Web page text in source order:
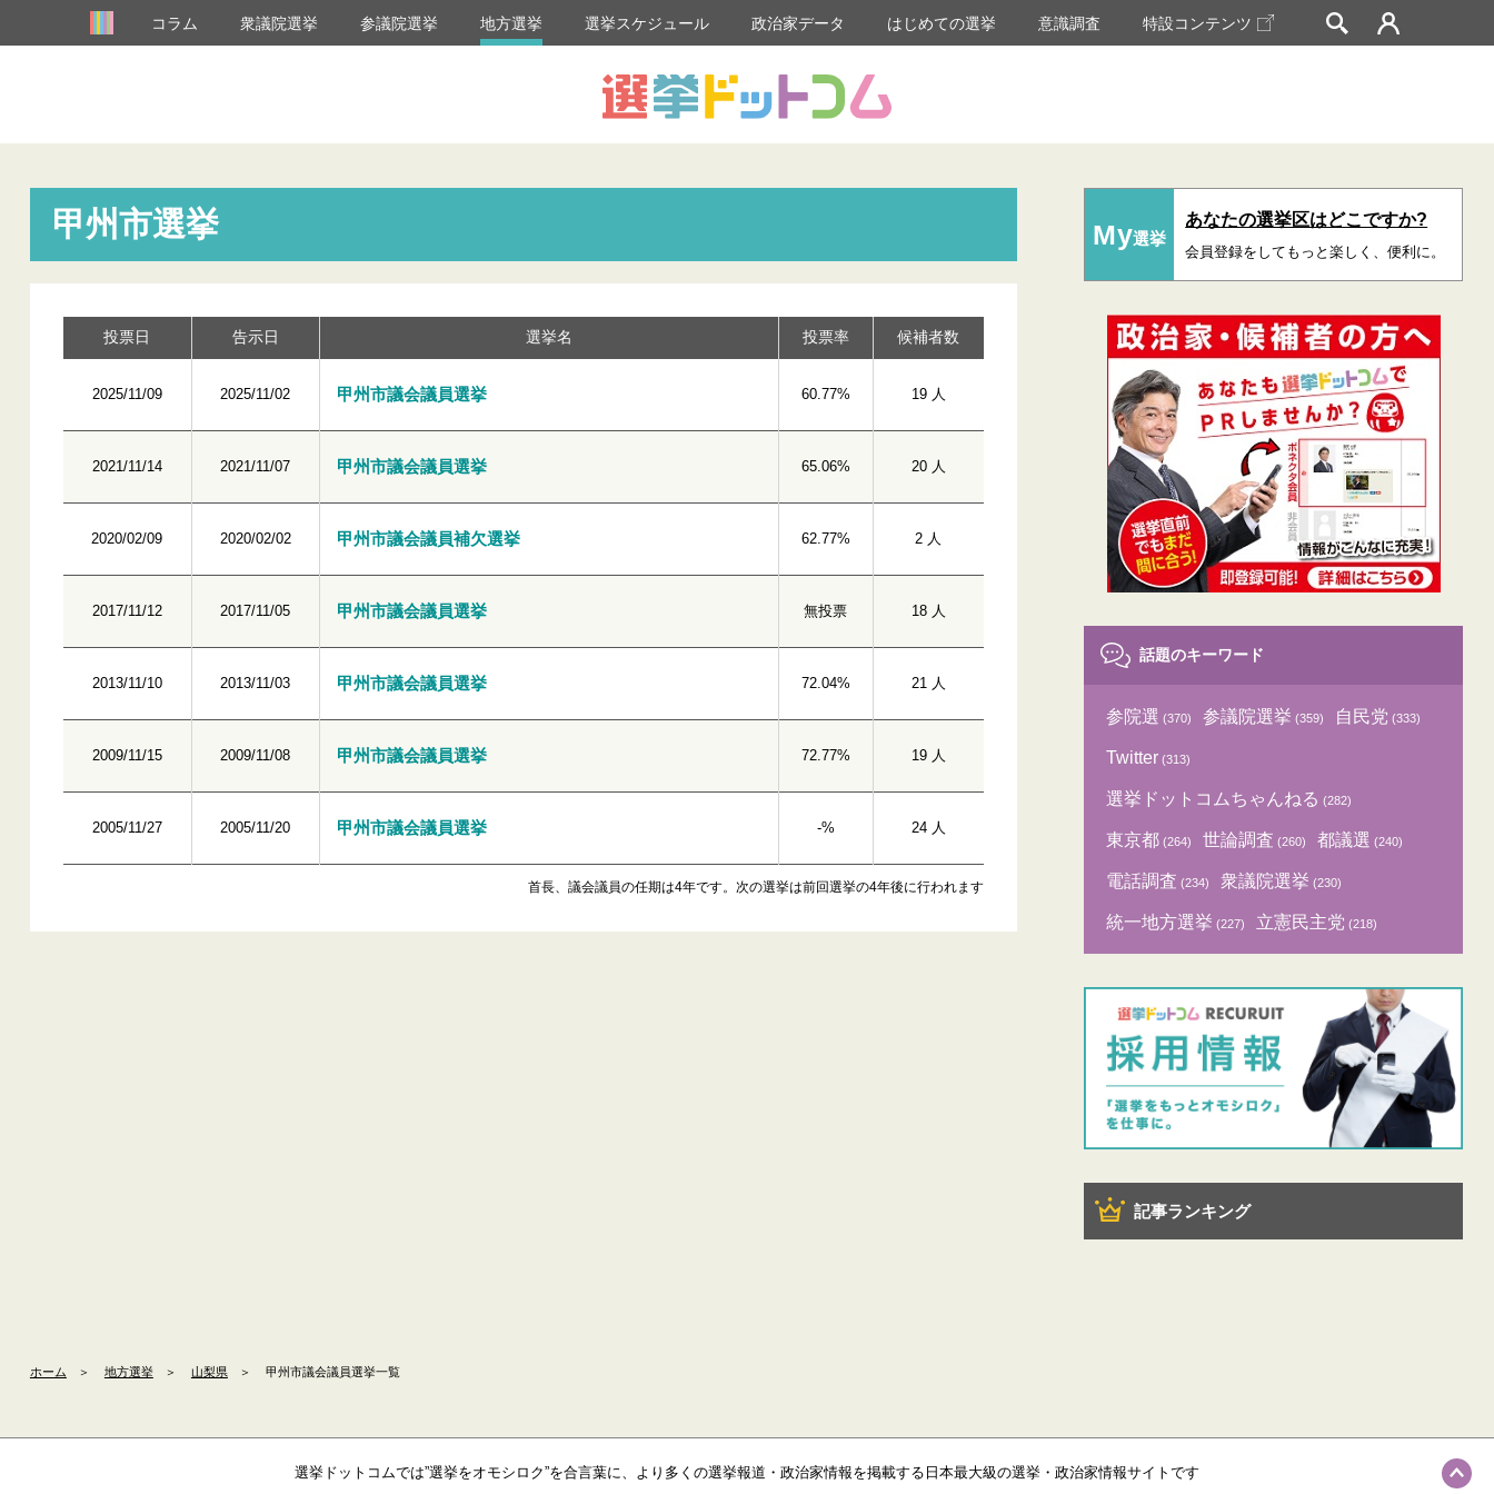
コラム 衆議院選挙 参議院選挙 地方選挙 選挙スケジュール 政治家データ はじめての選挙 意識調査 特設コンテンツ
甲州市選挙
投票日 告示日 選挙名 投票率 候補者数
2025/11/09 2025/11/02 甲州市議会議員選挙 60.77% 19 人
2021/11/14 2021/11/07 甲州市議会議員選挙 65.06% 20 人
2020/02/09 2020/02/02 甲州市議会議員補欠選挙 62.77% 2 人
2017/11/12 2017/11/05 甲州市議会議員選挙 無投票 18 人
2013/11/10 2013/11/03 甲州市議会議員選挙 72.04% 21 人
2009/11/15 2009/11/08 甲州市議会議員選挙 72.77% 19 人
2005/11/27 2005/11/20 甲州市議会議員選挙 -% 24 人
首長、議会議員の任期は4年です。次の選挙は前回選挙の4年後に行われます
My選挙
あなたの選挙区はどこですか?
会員登録をしてもっと楽しく、便利に。
話題のキーワード
参院選 (370) 参議院選挙 (359) 自民党 (333)
Twitter (313)
選挙ドットコムちゃんねる (282)
東京都 (264) 世論調査 (260) 都議選 (240)
電話調査 (234) 衆議院選挙 (230)
統一地方選挙 (227) 立憲民主党 (218)
記事ランキング
ホーム ＞ 地方選挙 ＞ 山梨県 ＞ 甲州市議会議員選挙一覧
選挙ドットコムでは”選挙をオモシロク”を合言葉に、より多くの選挙報道・政治家情報を掲載する日本最大級の選挙・政治家情報サイトです